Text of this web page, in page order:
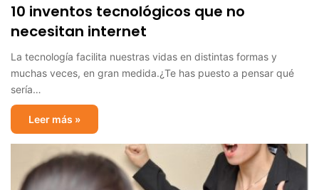
10 inventos tecnológicos que no
necesitan internet
La tecnología facilita nuestras vidas en distintas formas y
muchas veces, en gran medida.¿Te has puesto a pensar qué
sería…
Leer más »